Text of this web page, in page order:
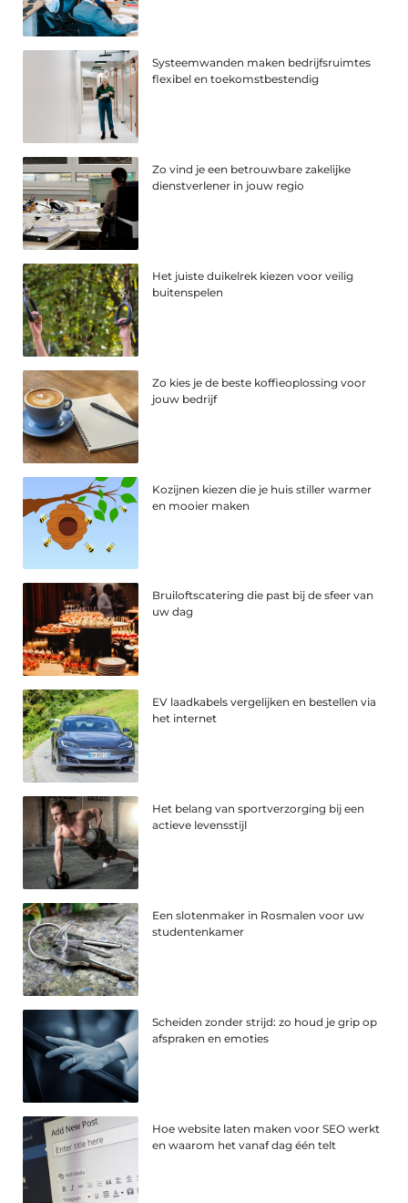
Systeemwanden maken bedrijfsruimtes
flexibel en toekomstbestendig
Zo vind je een betrouwbare zakelijke
dienstverlener in jouw regio
Het juiste duikelrek kiezen voor veilig
buitenspelen
Zo kies je de beste koffieoplossing voor
jouw bedrijf
Kozijnen kiezen die je huis stiller warmer
en mooier maken
Bruiloftscatering die past bij de sfeer van
uw dag
EV laadkabels vergelijken en bestellen via
het internet
Het belang van sportverzorging bij een
actieve levensstijl
Een slotenmaker in Rosmalen voor uw
studentenkamer
Scheiden zonder strijd: zo houd je grip op
afspraken en emoties
Hoe website laten maken voor SEO werkt
en waarom het vanaf dag één telt